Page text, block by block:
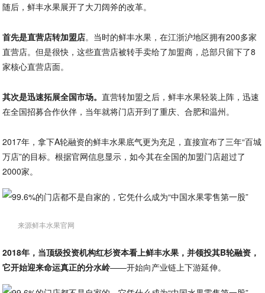
随后，鲜丰水果展开了大刀阔斧的改革。
首先是直营店转加盟店。当时的鲜丰水果，在江浙沪地区拥有200多家
直营店。但是很快，这些直营店被转手卖给了加盟商，总部只留下了8
家核心直营店面。
其次是迅速拓展全国市场。直营转加盟之后，鲜丰水果轻装上阵，迅速
在全国招募合作伙伴，当年就将门店开到了重庆、合肥和温州。
2017年，拿下A轮融资的鲜丰水果底气更为充足，直接宣布了三年“百城
万店”的目标。根据官网信息显示，如今其在全国的加盟门店超过了
2000家。
来源鲜丰水果官网
2018年，当顶级投资机构红杉资本看上鲜丰水果，并领投其B轮融资，
它开始迎来命运真正的分水岭——开始向产业链上下游延伸。